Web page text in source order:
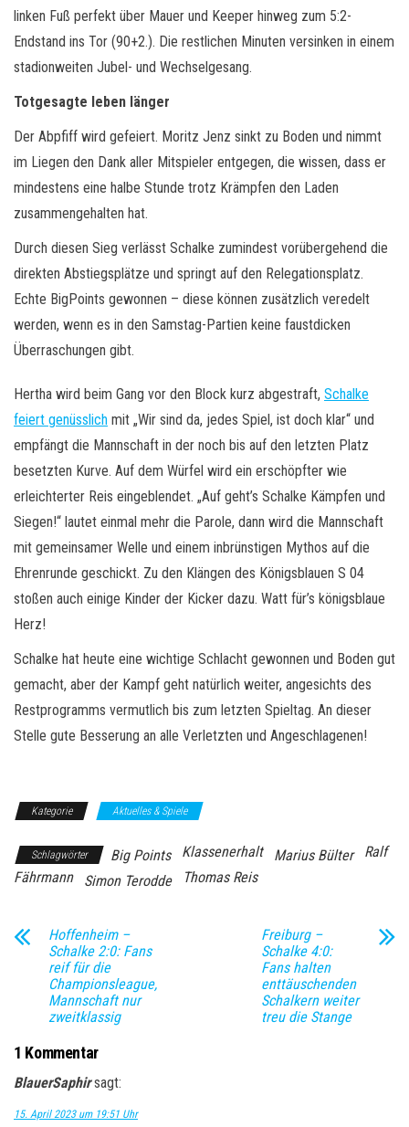
linken Fuß perfekt über Mauer und Keeper hinweg zum 5:2-
Endstand ins Tor (90+2.). Die restlichen Minuten versinken in einem
stadionweiten Jubel- und Wechselgesang.
Totgesagte leben länger
Der Abpfiff wird gefeiert. Moritz Jenz sinkt zu Boden und nimmt
im Liegen den Dank aller Mitspieler entgegen, die wissen, dass er
mindestens eine halbe Stunde trotz Krämpfen den Laden
zusammengehalten hat.
Durch diesen Sieg verlässt Schalke zumindest vorübergehend die
direkten Abstiegsplätze und springt auf den Relegationsplatz.
Echte BigPoints gewonnen – diese können zusätzlich veredelt
werden, wenn es in den Samstag-Partien keine faustdicken
Überraschungen gibt.
Hertha wird beim Gang vor den Block kurz abgestraft, Schalke
feiert genüsslich mit „Wir sind da, jedes Spiel, ist doch klar“ und
empfängt die Mannschaft in der noch bis auf den letzten Platz
besetzten Kurve. Auf dem Würfel wird ein erschöpfter wie
erleichterter Reis eingeblendet. „Auf geht’s Schalke Kämpfen und
Siegen!“ lautet einmal mehr die Parole, dann wird die Mannschaft
mit gemeinsamer Welle und einem inbrünstigen Mythos auf die
Ehrenrunde geschickt. Zu den Klängen des Königsblauen S 04
stoßen auch einige Kinder der Kicker dazu. Watt für’s königsblaue
Herz!
Schalke hat heute eine wichtige Schlacht gewonnen und Boden gut
gemacht, aber der Kampf geht natürlich weiter, angesichts des
Restprogramms vermutlich bis zum letzten Spieltag. An dieser
Stelle gute Besserung an alle Verletzten und Angeschlagenen!
Kategorie Aktuelles & Spiele
Schlagwörter Big Points Klassenerhalt Marius Bülter
Ralf
Fährmann
Simon Terodde Thomas Reis
Hoffenheim –
Schalke 2:0: Fans
reif für die
Championsleague,
Mannschaft nur
zweitklassig
Freiburg –
Schalke 4:0:
Fans halten
enttäuschenden
Schalkern weiter
treu die Stange
1 Kommentar
BlauerSaphir sagt:
15. April 2023 um 19:51 Uhr